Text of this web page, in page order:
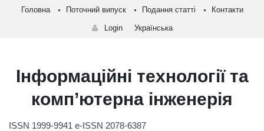
Головна Поточний випуск Подання статті Контакти
Login Українська
Інформаційні технології та
комп’ютерна інженерія
ISSN 1999-9941 e-ISSN 2078-6387